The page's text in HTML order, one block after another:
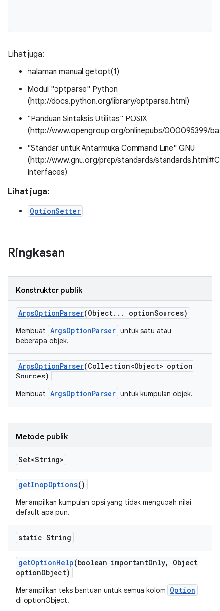
Lihat juga:
halaman manual getopt(1)
Modul "optparse" Python
(http://docs.python.org/library/optparse.html)
"Panduan Sintaksis Utilitas" POSIX
(http://www.opengroup.org/onlinepubs/000095399/
"Standar untuk Antarmuka Command Line" GNU
(http://www.gnu.org/prep/standards/
Interfaces)
Lihat juga:
OptionSetter
Ringkasan
Konstruktor publik
ArgsOptionParser(Object. . . optionSources)
Membuat ArgsOptionParser untuk satu atau
beberapa objek.
ArgsOptionParser(Collection<Object> option
Sources)
Membuat ArgsOptionParser untuk kumpulan objek.
Metode publik
Set<String>
getInopOptions()
Menampilkan kumpulan opsi yang tidak mengubah nilai
default apa pun.
static String
getOptionHelp(boolean importantOnly,
Object
optionObject)
Menampilkan teks bantuan untuk semua kolom Option
di optionObject.